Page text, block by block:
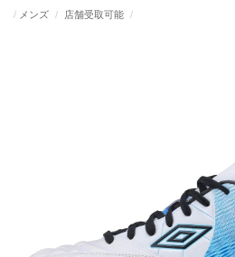
メンズ 店舗受取可能